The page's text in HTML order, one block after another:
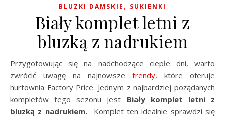
BLUZKI DAMSKIE , SUKIENKI
Biały komplet letni z
bluzką z nadrukiem
Przygotowując się na nadchodzące ciepłe dni, warto
zwrócić uwagę na najnowsze trendy, które oferuje
hurtownia Factory Price. Jednym z najbardziej pożądanych
kompletów tego sezonu jest Biały komplet letni z
bluzką z nadrukiem.
Komplet ten idealnie sprawdzi się